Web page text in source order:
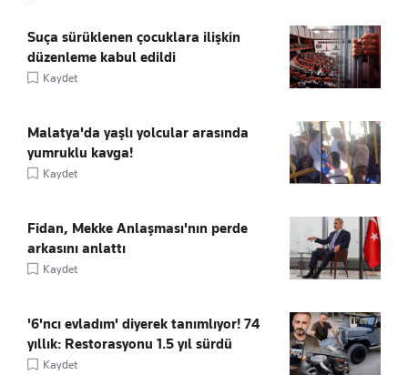
Suça sürüklenen çocuklara ilişkin
düzenleme kabul edildi
Kaydet
Malatya'da yaşlı yolcular arasında
yumruklu kavga!
Kaydet
Fidan, Mekke Anlaşması'nın perde
arkasını anlattı
Kaydet
'6'ncı evladım' diyerek tanımlıyor! 74
yıllık: Restorasyonu 1.5 yıl sürdü
Kaydet